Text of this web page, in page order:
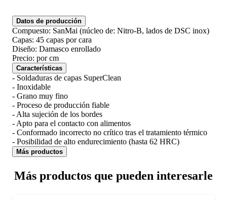
Datos de producción
Compuesto: SanMai (núcleo de: Nitro-B, lados de DSC inox)
Capas: 45 capas por cara
Diseño: Damasco enrollado
Precio: por cm
Características
- Soldaduras de capas SuperClean
- Inoxidable
- Grano muy fino
- Proceso de producción fiable
- Alta sujeción de los bordes
- Apto para el contacto con alimentos
- Conformado incorrecto no crítico tras el tratamiento térmico
- Posibilidad de alto endurecimiento (hasta 62 HRC)
Más productos
Más productos que pueden interesarle